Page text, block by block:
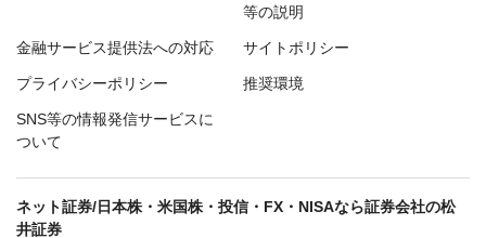
等の説明
金融サービス提供法への対応 サイトポリシー
プライバシーポリシー 推奨環境
SNS等の情報発信サービスに
ついて
ネット証券/日本株・米国株・投信・FX・NISAなら証券会社の松
井証券